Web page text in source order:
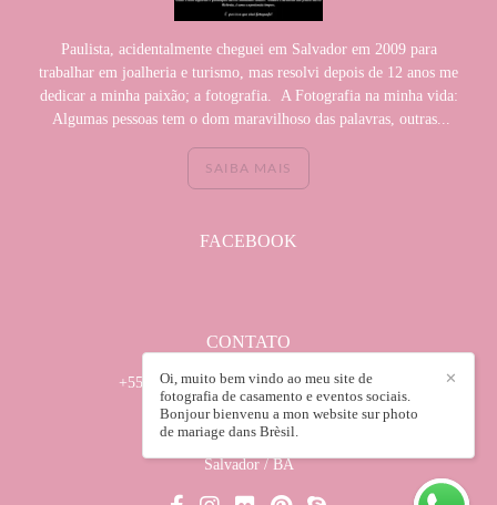
Paulista, acidentalmente cheguei em Salvador em 2009 para
trabalhar em joalheria e turismo, mas resolvi depois de 12 anos me
dedicar a minha paixão; a fotografia. A Fotografia na minha vida:
Algumas pessoas tem o dom maravilhoso das palavras, outras...
SAIBA MAIS
FACEBOOK
CONTATO
+55 (71) 982950035 / +55(71) 32418672
Enviar mensagem
wilsonsabadin@hotmail.com
Salvador / BA
✕
Oi, muito bem vindo ao meu site de
fotografia de casamento e eventos sociais.
Bonjour bienvenu a mon website sur photo
de mariage dans Brèsil.